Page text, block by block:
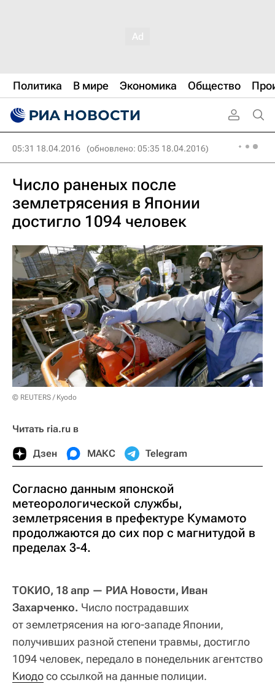
Политика В мире Экономика Общество
05:31 18.04.2016 (обновлено: 05:35 18.04.2016)
Число раненых после
землетрясения в Японии
достигло 1094 человек
© REUTERS / Kyodo
Читать ria.ru в
Дзен МАКС Telegram
Согласно данным японской
метеорологической службы,
землетрясения в префектуре Кумамото
продолжаются до сих пор с магнитудой в
пределах 3-4.
ТОКИО, 18 апр — РИА Новости, Иван
Захарченко. Число пострадавших
от землетрясения на юго-западе Японии,
получивших разной степени травмы, достигло
1094 человек, передало в понедельник агентство
Киодосо ссылкой на данные полиции.